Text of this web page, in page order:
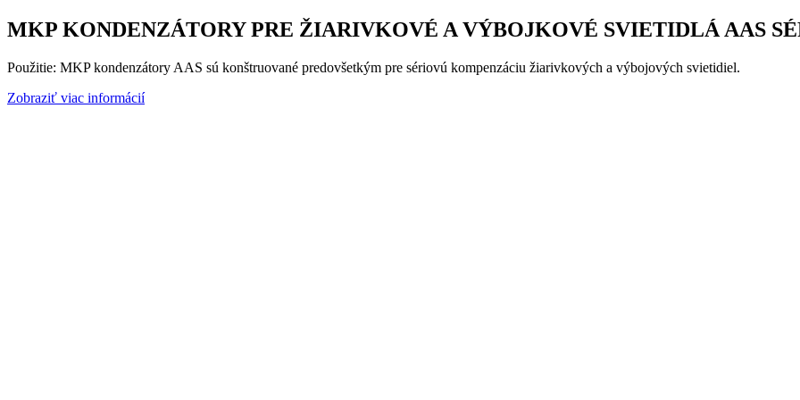
MKP KONDENZÁTORY PRE ŽIARIVKOVÉ A VÝBOJKOVÉ SVIETIDLÁ AAS
Použitie: MKP kondenzátory AAS sú konštruované predovšetkým pre sériovú kompenzáciu žiarivkových a výbojových svietidiel.
Zobraziť viac informácií